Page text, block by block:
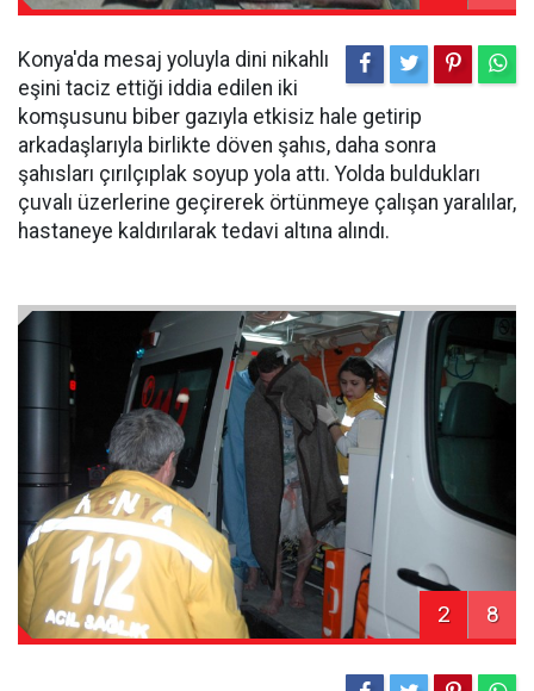
Konya'da mesaj yoluyla dini nikahlı
eşini taciz ettiği iddia edilen iki
komşusunu biber gazıyla etkisiz hale getirip
arkadaşlarıyla birlikte döven şahıs, daha sonra
şahısları çırılçıplak soyup yola attı. Yolda buldukları
çuvalı üzerlerine geçirerek örtünmeye çalışan yaralılar,
hastaneye kaldırılarak tedavi altına alındı.
2 8